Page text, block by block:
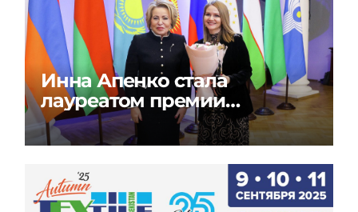
Инна Апенко стала
лауреатом премии
«Содружество моды» в
России